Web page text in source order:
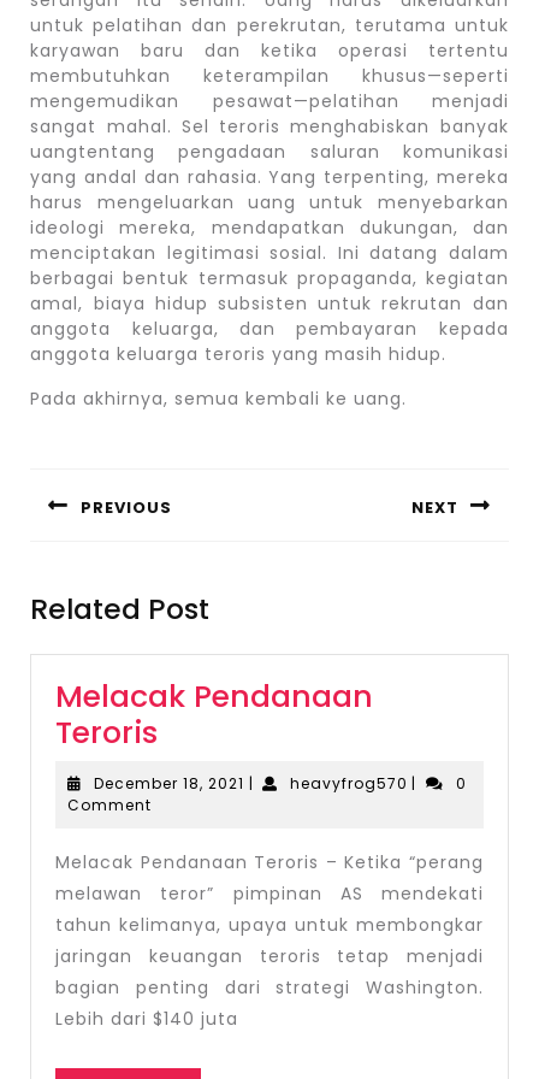
untuk pelatihan dan perekrutan, terutama untuk
karyawan baru dan ketika operasi tertentu
membutuhkan keterampilan khusus—seperti
mengemudikan pesawat—pelatihan menjadi
sangat mahal. Sel teroris menghabiskan banyak
uangtentang pengadaan saluran komunikasi
yang andal dan rahasia. Yang terpenting, mereka
harus mengeluarkan uang untuk menyebarkan
ideologi mereka, mendapatkan dukungan, dan
menciptakan legitimasi sosial. Ini datang dalam
berbagai bentuk termasuk propaganda, kegiatan
amal, biaya hidup subsisten untuk rekrutan dan
anggota keluarga, dan pembayaran kepada
anggota keluarga teroris yang masih hidup.
Pada akhirnya, semua kembali ke uang.
PREVIOUS NEXT
Related Post
Melacak Pendanaan
Teroris
Pendanaan
Teroris
December 18, 2021 December
| heavyfrog570 heavyfrog570
|
0
Comment
Melacak Pendanaan Teroris – Ketika “perang
melawan teror” pimpinan AS mendekati
tahun kelimanya, upaya untuk membongkar
jaringan keuangan teroris tetap menjadi
bagian penting dari strategi Washington.
Lebih dari $140 juta